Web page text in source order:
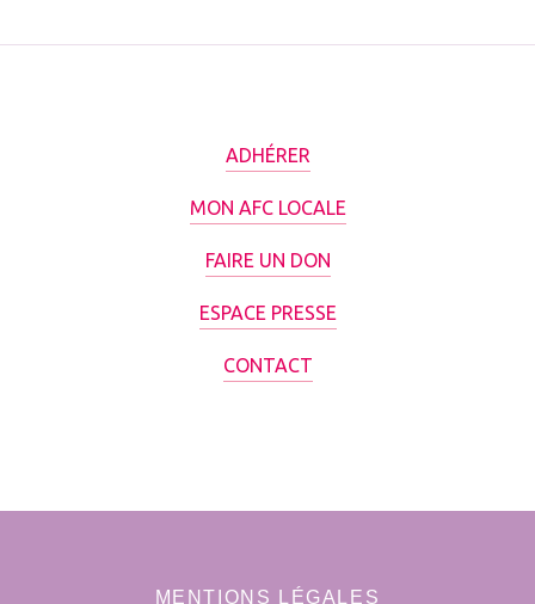
ADHÉRER
MON AFC LOCALE
FAIRE UN DON
ESPACE PRESSE
CONTACT
MENTIONS LÉGALES